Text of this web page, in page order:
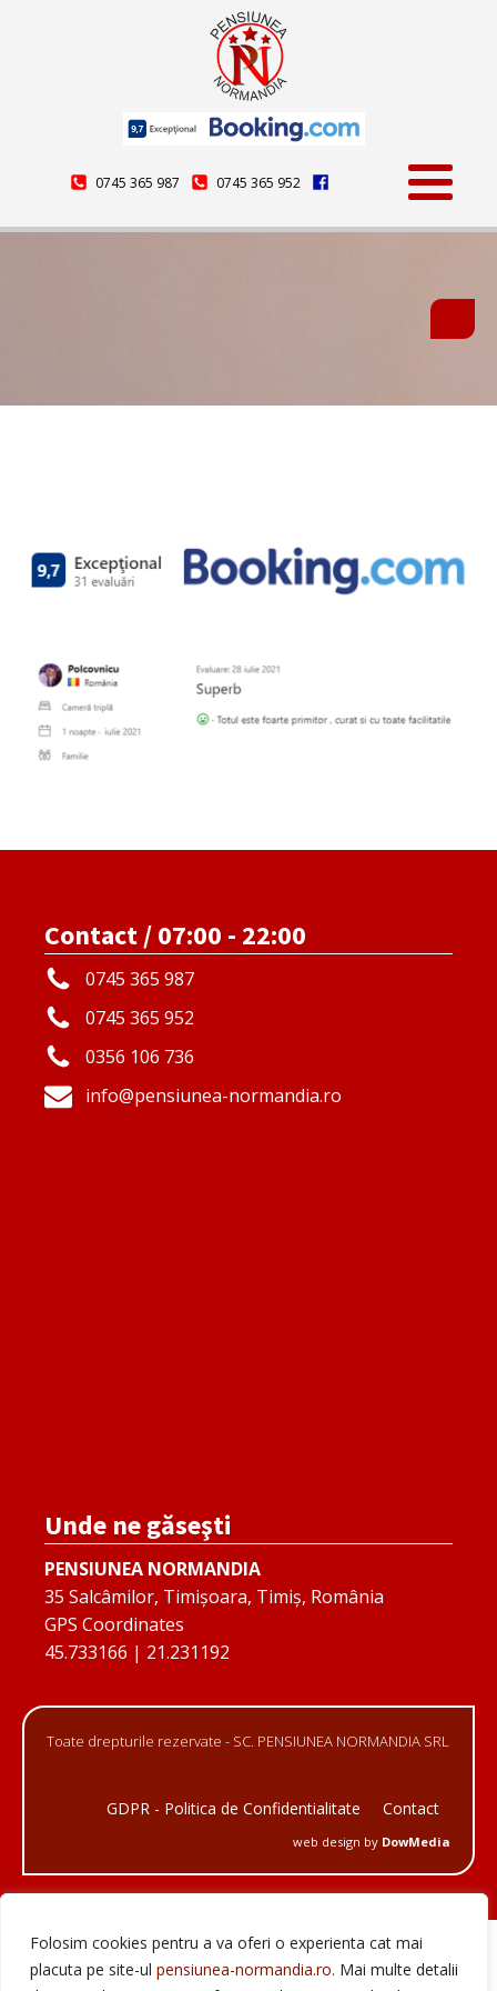
Folosim cookies pentru a va oferi o experienta cat mai
placuta pe site-ul pensiunea-normandia.ro. Mai multe detalii
0745 365 987 0745 365 952
Contact / 07:00 - 22:00
0745 365 987
0745 365 952
0356 106 736
info@pensiunea-normandia.ro
Unde ne găseşti
PENSIUNEA NORMANDIA
35 Salcâmilor, Timișoara, Timiș, România
GPS Coordinates
45.733166 | 21.231192
Toate drepturile rezervate - SC. PENSIUNEA NORMANDIA SRL
GDPR - Politica de Confidentialitate Contact
web design by DowMedia